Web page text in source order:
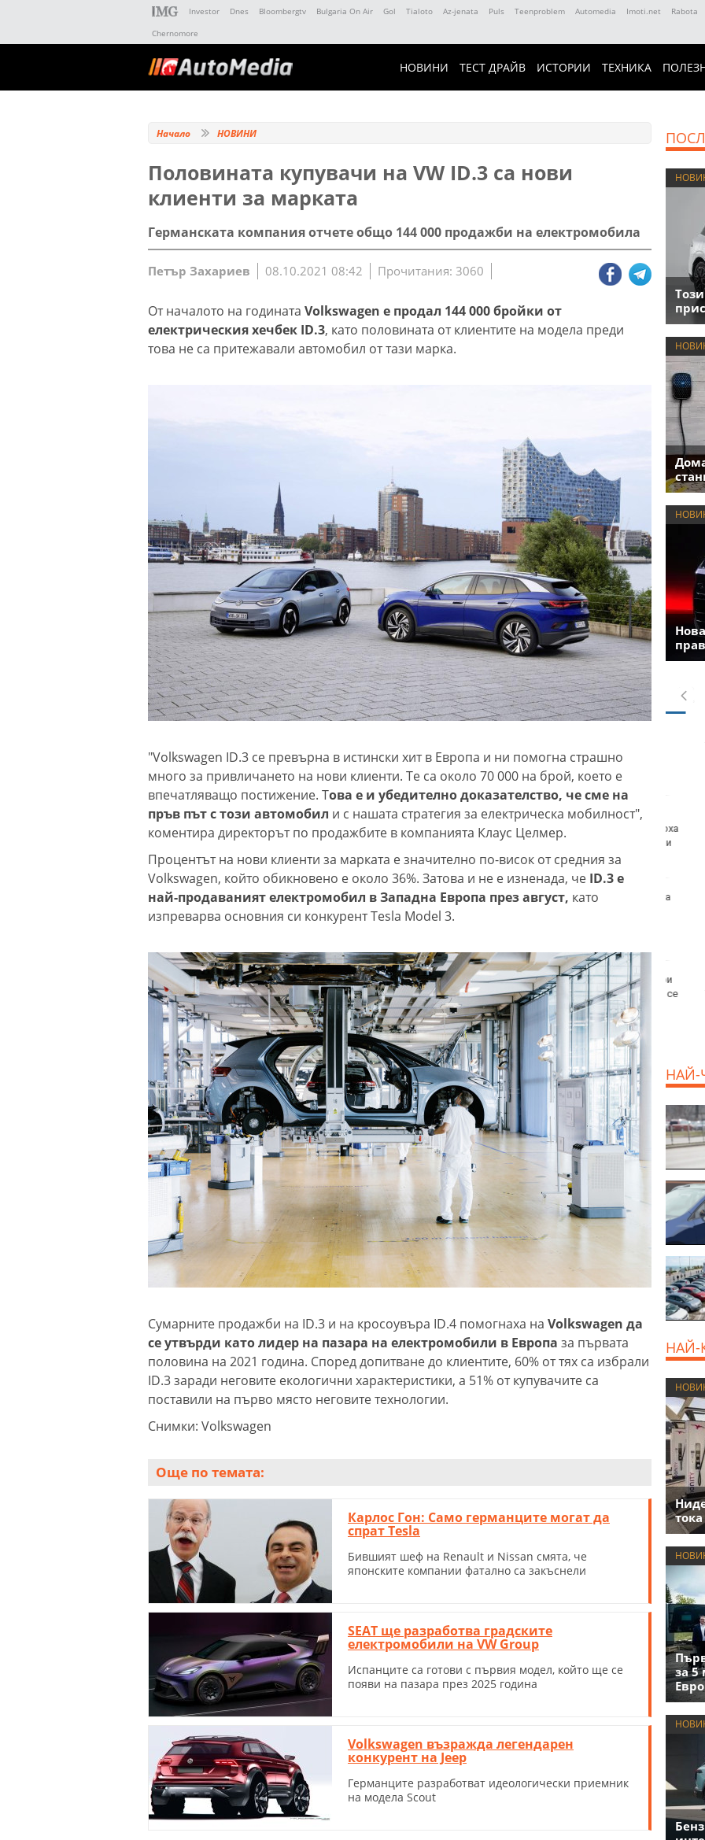
Investor Dnes Bloombergtv Bulgaria On Air Gol Tialoto Az-jenata Puls Teenproblem Automedia Imoti.net Rabota
Chernomore
НОВИНИ ТЕСТ ДРАЙВ ИСТОРИИ ТЕХНИКА
Начало НОВИНИ
Половината купувачи на VW ID.3 са нови
клиенти за марката
Германската компания отчете общо 144 000 продажби на електромобила
Петър Захариев 08.10.2021 08:42 Прочитания: 3060
От началото на годината Volkswagen е продал 144 000 бройки от
електрическия хечбек ID.3, като половината от клиентите на модела преди
това не са притежавали автомобил от тази марка.
"Volkswagen ID.3 се превърна в истински хит в Европа и ни помогна страшно
много за привличането на нови клиенти. Те са около 70 000 на брой, което е
впечатляващо постижение. Това е и убедително доказателство, че сме на
пръв път с този автомобил и с нашата стратегия за електрическа мобилност",
коментира директорът по продажбите в компанията Клаус Целмер.
Процентът на нови клиенти за марката е значително по-висок от средния за
Volkswagen, който обикновено е около 36%. Затова и не е изненада, че ID.3 е
най-продаваният електромобил в Западна Европа през август, като
изпреварва основния си конкурент Tesla Model 3.
Сумарните продажби на ID.3 и на кросоувъра ID.4 помогнаха на Volkswagen да
се утвърди като лидер на пазара на електромобили в Европа за първата
половина на 2021 година. Според допитване до клиентите, 60% от тях са избрали
ID.3 заради неговите екологични характеристики, а 51% от купувачите са
поставили на първо място неговите технологии.
Снимки: Volkswagen
Още по темата:
Карлос Гон: Само германците могат да
спрат Tesla
Бившият шеф на Renault и Nissan смята, че
японските компании фатално са закъснели
SEAT ще разработва градските
електромобили на VW Group
Испанците са готови с първия модел, който ще се
появи на пазара през 2025 година
Volkswagen възражда легендарен
конкурент на Jeep
Германците разработват идеологически приемник
на модела Scout
Медицински
хеликоптери проведоха
две успешни операции
Нови 45 курсанти бяха
Няма дълбоки кратери
на мястото, на което се
взриви дрон у нас
НАЙ-
НАЙ-
за 5